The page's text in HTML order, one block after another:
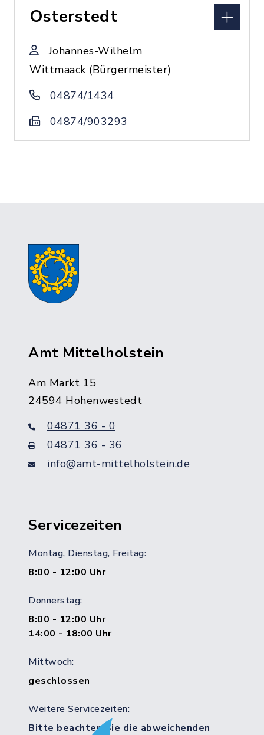
Osterstedt
Johannes-Wilhelm
Wittmaack (Bürgermeister)
04874/1434
04874/903293
Amt Mittelholstein
Am Markt 15
24594 Hohenwestedt
04871 36 - 0
04871 36 - 36
info@amt-mittelholstein.de
Servicezeiten
Montag, Dienstag, Freitag:
8:00 - 12:00 Uhr
Donnerstag:
8:00 - 12:00 Uhr
14:00 - 18:00 Uhr
Mittwoch:
geschlossen
Weitere Servicezeiten:
Bitte beachten Sie die abweichenden